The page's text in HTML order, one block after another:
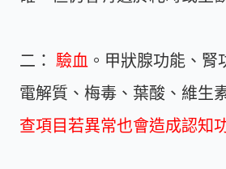
二： 驗血 。甲狀腺功能、腎
電解質、梅毒、葉酸、維生
查項目若異常也會造成認知